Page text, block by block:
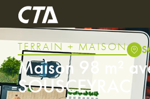
TERRAIN + MAISON
Maison 98 m²
SOUSCEYRAC